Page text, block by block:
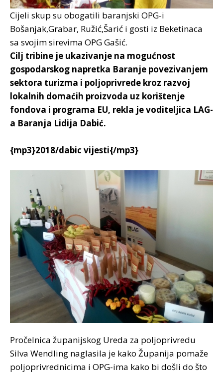
Cijeli skup su obogatili baranjski OPG-i
Bošanjak,Grabar, Ružić,Šarić i gosti iz Beketinaca
sa svojim sirevima OPG Gašić.
Cilj tribine je ukazivanje na mogućnost
gospodarskog napretka Baranje povezivanjem
sektora turizma i poljoprivrede kroz razvoj
lokalnih domaćih proizvoda uz korištenje
fondova i programa EU, rekla je voditeljica LAG-
a Baranja Lidija Dabić.
{mp3}2018/dabic vijesti{/mp3}
Pročelnica županijskog Ureda za poljoprivredu
Silva Wendling naglasila je kako Županija pomaže
poljoprivrednicima i OPG-ima kako bi došli do što